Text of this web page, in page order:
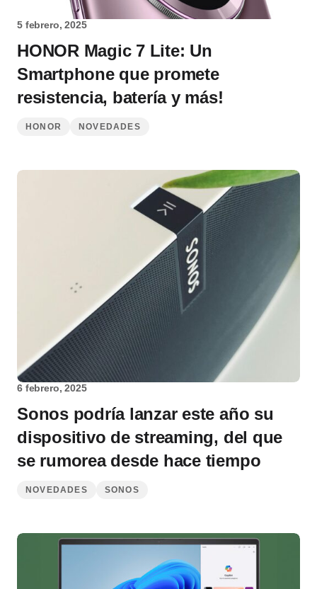
5 febrero, 2025
HONOR Magic 7 Lite: Un
Smartphone que promete
resistencia, batería y más!
HONOR NOVEDADES
6 febrero, 2025
Sonos podría lanzar este año su
dispositivo de streaming, del que
se rumorea desde hace tiempo
NOVEDADES SONOS